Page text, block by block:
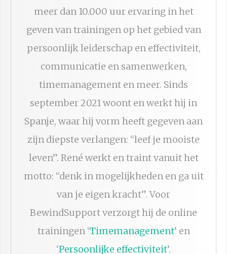
meer dan 10.000 uur ervaring in het
geven van trainingen op het gebied van
persoonlijk leiderschap en effectiviteit,
communicatie en samenwerken,
timemanagement en meer. Sinds
september 2021 woont en werkt hij in
Spanje, waar hij vorm heeft gegeven aan
zijn diepste verlangen: “leef je mooiste
leven”. René werkt en traint vanuit het
motto: “denk in mogelijkheden en ga uit
van je eigen kracht”. Voor
BewindSupport verzorgt hij de online
trainingen ‘Timemanagement’ en
‘Persoonlijke effectiviteit’.